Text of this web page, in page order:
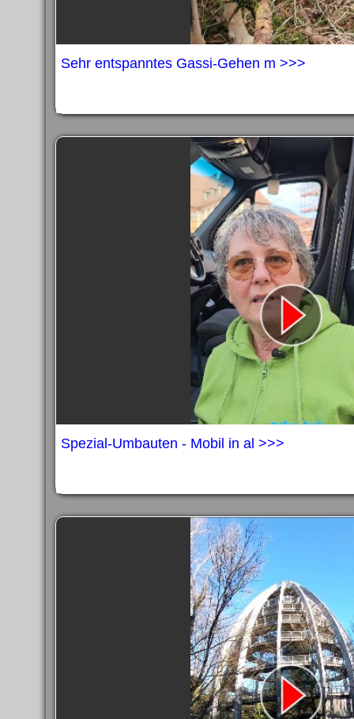
Sehr entspanntes Gassi-Gehen m >>>
Spezial-Umbauten - Mobil in al >>>